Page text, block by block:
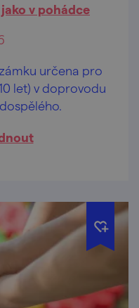
v pohádce
určena pro
let) v doprovodu